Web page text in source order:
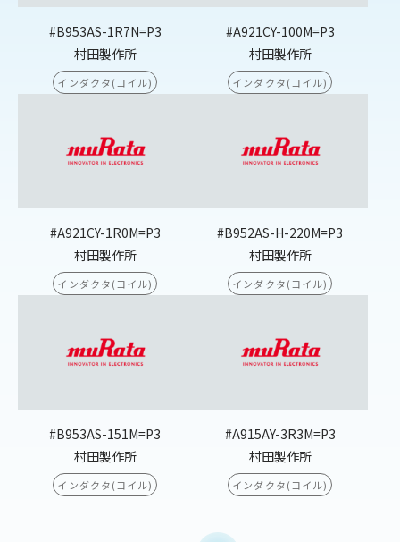
#B953AS-1R7N=P3
村田製作所
インダクタ(コイル)
#A921CY-100M=P3
村田製作所
インダクタ(コイル)
#A921CY-1R0M=P3
村田製作所
インダクタ(コイル)
#B952AS-H-220M=P3
村田製作所
インダクタ(コイル)
#B953AS-151M=P3
村田製作所
インダクタ(コイル)
#A915AY-3R3M=P3
村田製作所
インダクタ(コイル)